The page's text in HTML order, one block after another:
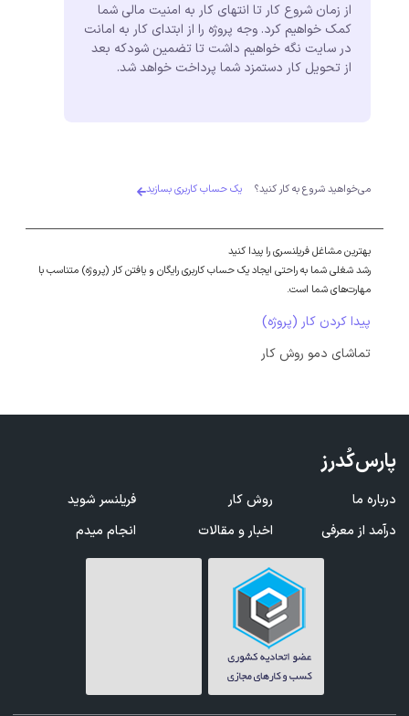
از زمان شروع کار تا انتهای کار به امنیت مالی شما
کمک خواهیم کرد. وجه پروژه را از ابتدای کار به امانت
در سایت نگه خواهیم داشت تا تضمین شودکه بعد
از تحویل کار دستمزد شما پرداخت خواهد شد.
می‌خواهید شروع به کار کنید؟ یک حساب کاربری بسازید
بهترین مشاغل فریلنسری را پیدا کنید
رشد شغلی شما به راحتی ایجاد یک حساب کاربری رایگان و یافتن کار (پروژه) متناسب با
مهارت‌های شما است.
پیدا کردن کار (پروژه)
تماشای دمو روش کار
پارس‌کُدرز
درباره ما روش کار
فریلنسر شوید
درآمد از معرفی
اخبار و مقالات انجام میدم